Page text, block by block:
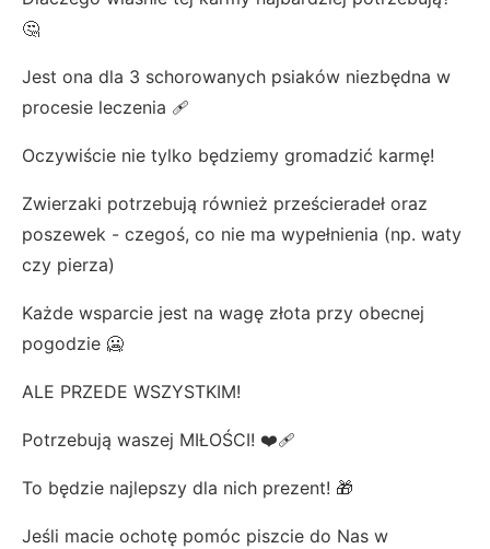
🤔
Jest ona dla 3 schorowanych psiaków niezbędna w
procesie leczenia 🩹
Oczywiście nie tylko będziemy gromadzić karmę!
Zwierzaki potrzebują również prześcieradeł oraz
poszewek - czegoś, co nie ma wypełnienia (np. waty
czy pierza)
Każde wsparcie jest na wagę złota przy obecnej
pogodzie 🥶
ALE PRZEDE WSZYSTKIM!
Potrzebują waszej MIŁOŚCI! ❤️‍🩹
To będzie najlepszy dla nich prezent! 🎁
Jeśli macie ochotę pomóc piszcie do Nas w